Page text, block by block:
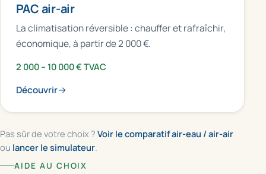
PAC air-air
La climatisation réversible : chauffer et rafraîchir,
économique, à partir de 2 000 €.
2 000 – 10 000 € TVAC
Découvrir
Pas sûr de votre choix ? Voir le comparatif air-eau / air-air
ou lancer le simulateur.
AIDE AU CHOIX